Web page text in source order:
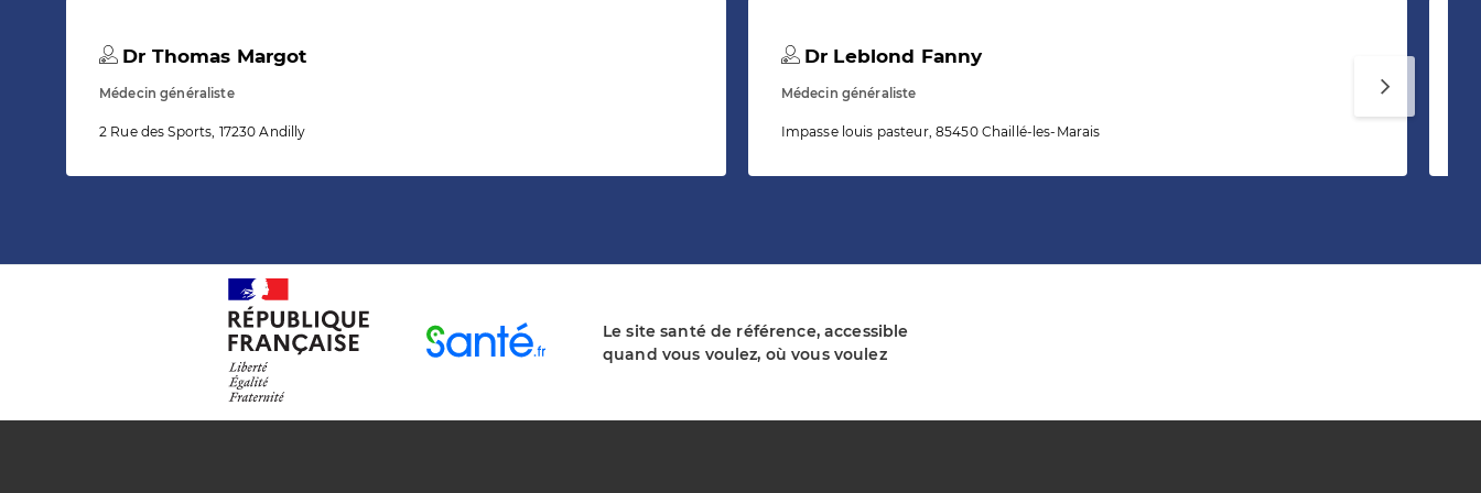
Dr Thomas Margot
Médecin généraliste
2 Rue des Sports, 17230 Andilly
Dr Leblond Fanny
Médecin généraliste
Impasse louis pasteur, 85450 Chaillé-les-Marais
Le site santé de référence, accessible
quand vous voulez, où vous voulez